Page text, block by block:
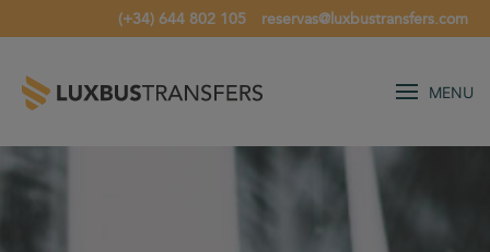
(+34) 644 802 105 reservas@luxbustransfers.com
MENU